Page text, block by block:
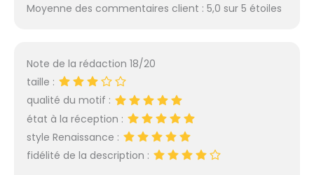
Moyenne des commentaires client : 5,0 sur 5 étoiles
Note de la rédaction 18/20
taille :
qualité du motif :
état à la réception :
style Renaissance :
fidélité de la description :